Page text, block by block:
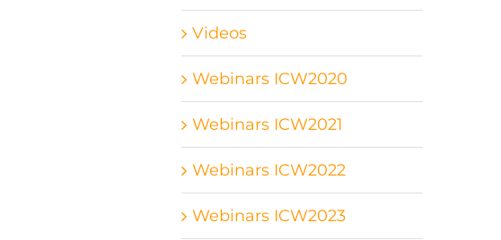
Videos
Webinars ICW2020
Webinars ICW2021
Webinars ICW2022
Webinars ICW2023